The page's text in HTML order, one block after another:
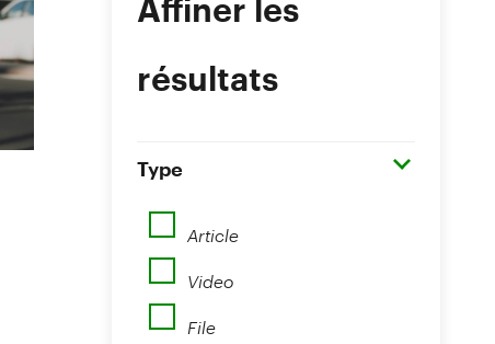
Affiner les
résultats
Type
Article
Video
File